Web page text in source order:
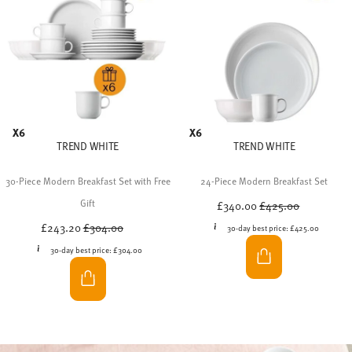
Thomas Trend White
Clean, linear and softly rounded – with the Trend White
tableware collection, you have the ideal choice for any
occasion. Whether for a generously laid breakfast table,
moments, Thomas Trend offers you the perfect white
tableware set for a timelessly elegant table setting.